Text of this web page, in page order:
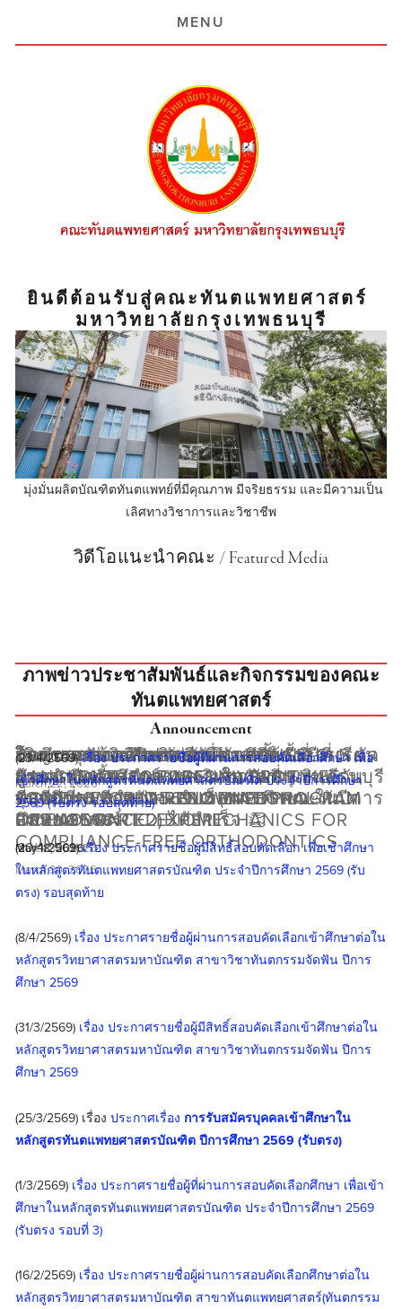
MENU
ยินดีต้อนรับสู่คณะทันตแพทยศาสตร์
มหาวิทยาลัยกรุงเทพธนบุรี
เลิศทางวิชาการและวิชาชีพ
วิดีโอแนะนำคณะ / Featured Media
ภาพข่าวประชาสัมพันธ์และกิจกรรมของคณะ
ทันตแพทยศาสตร์
นักศึกษาคณะทันตแพทยศาสตร์ ชั้นปีที่ 5 จัด
งาน งานเลี้ยงอำลาและแสดงความยินดีกับ
รุ่นพี่ปีที่ 6 ที่กำลังจะสำเร็จการศึกษา ในปีการ
ศึกษา 2568
May 18, 2026
กิจกรรมปัจฉิมนิเทศ นักศึกษาชั้นปีที่ 6
ประจำปีการศึกษา 2568 ในวันที่ 7
พฤษภาคม พ.ศ. 2569 ณ อาคารคณะทันต
แพทยศาสตร์
May 18, 2026
โอกาสสุดท้ายสำหรับคุณหมอที่ต้องการเรียน
รู้แบบ “FACE-TO-FACE” กับ PROF. KEE-
JOON ⭐️ WORLD-RENOWNED
ORTHODONTIC EXPERT
May 12, 2026
🎉 ขอแสดงความยินดีกับนักศึกษา 🎉 คณะ
ทันตแพทยศาสตร์ มหาวิทยาลัยกรุงเทพธนบุรี
ที่สามารถ สอบผ่าน NL2 (NATIONAL
LICENSE PART 2) ได้สำเร็จ 👏
March 30, 2026
โครงการการศึกษาต่อเนื่อง YONSEI –
BANGKOKTHONBURI UNIVERSITY
COMBINED MINI RESIDENCE PROGRAM
FOR ADVANCED BIOMECHANICS FOR
COMPLIANCE-FREE ORTHODONTICS
March 30, 2026
เชิญชวนส่งคลิปประกวด
March 22, 2026
Announcement
(23/4/2569) เรื่อง ประกาศรายชื่อผู้ที่ผ่านการสอบคัดเลือกศึกษา เพื่อ
เข้าศึกษาในหลักสูตรทันตแพทยศาสตรบัณฑิต ประจำปีการศึกษา
2569 (รับตรง รอบสุดท้าย)
(20/4/2569) เรื่อง ประกาศรายชื่อผู้มีสิทธิ์สอบคัดเลือก เพื่อเข้าศึกษา
ในหลักสูตรทันตแพทยศาสตรบัณฑิต ประจำปีการศึกษา 2569 (รับ
ตรง) รอบสุดท้าย
(8/4/2569) เรื่อง ประกาศรายชื่อผู้ผ่านการสอบคัดเลือกเข้าศึกษาต่อใน
หลักสูตรวิทยาศาสตรมหาบัณฑิต สาขาวิชาทันตกรรมจัดฟัน ปีการ
ศึกษา 2569
(31/3/2569) เรื่อง ประกาศรายชื่อผู้มีสิทธิ์สอบคัดเลือกเข้าศึกษาต่อใน
หลักสูตรวิทยาศาสตรมหาบัณฑิต สาขาวิชาทันตกรรมจัดฟัน ปีการ
ศึกษา 2569
(25/3/2569) เรื่อง ประกาศเรื่อง การรับสมัครบุคคลเข้าศึกษาใน
หลักสูตรทันตแพทยศาสตรบัณฑิต ปีการศึกษา 2569 (รับตรง)
(1/3/2569) เรื่อง ประกาศรายชื่อผู้ที่ผ่านการสอบคัดเลือกศึกษา เพื่อเข้า
ศึกษาในหลักสูตรทันตแพทยศาสตรบัณฑิต ประจำปีการศึกษา 2569
(รับตรง รอบที่ 3)
(16/2/2569) เรื่อง ประกาศรายชื่อผู้ผ่านการสอบคัดเลือกศึกษาต่อใน
หลักสูตรวิทยาศาสตรมหาบัณฑิต สาขาทันตแพทยศาสตร์(ทันตกรรม